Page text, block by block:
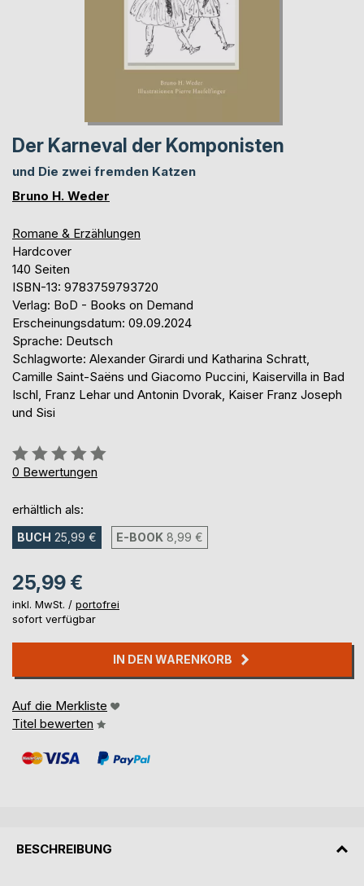
Der Karneval der Komponisten
und Die zwei fremden Katzen
Bruno H. Weder
Romane & Erzählungen
Hardcover
140 Seiten
ISBN-13: 9783759793720
Verlag: BoD - Books on Demand
Erscheinungsdatum: 09.09.2024
Sprache: Deutsch
Schlagworte: Alexander Girardi und Katharina Schratt,
Camille Saint-Saëns und Giacomo Puccini, Kaiservilla in Bad
Ischl, Franz Lehar und Antonin Dvorak, Kaiser Franz Joseph
und Sisi
Bewertung::
0%
0 Bewertungen
erhältlich als:
BUCH 25,99 € E-BOOK 8,99 €
25,99 €
inkl. MwSt. / portofrei
sofort verfügbar
IN DEN WARENKORB
Auf die Merkliste
Titel bewerten
BESCHREIBUNG